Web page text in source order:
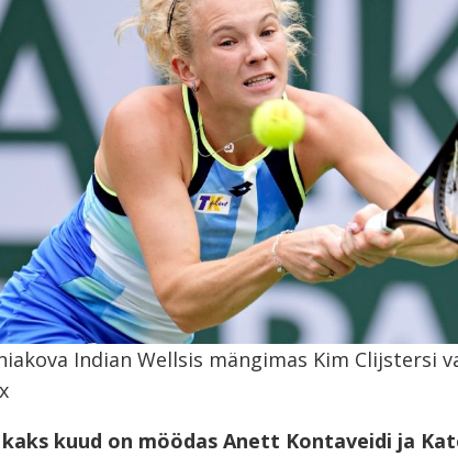
Indian Wellsis mängimas Kim Clijstersi
kuud on möödas Anett Kontaveidi ja